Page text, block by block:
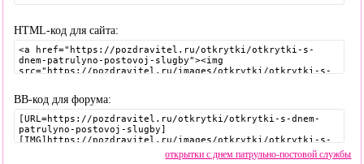
HTML-код для сайта:
BB-код для форума:
открытки с днем патрульно-постовой службы